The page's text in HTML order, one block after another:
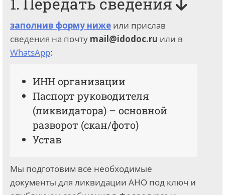
1. Передать сведения
заполнив форму ниже или прислав
сведения на почту mail@idodoc.ru или в
WhatsApp:
ИНН организации
Паспорт руководителя
(ликвидатора) – основной
разворот (скан/фото)
Устав
Мы подготовим все необходимые
документы для ликвидации АНО под ключ и